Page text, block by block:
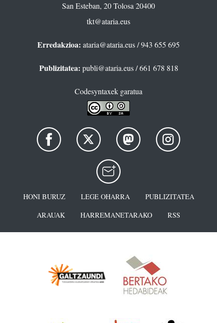
San Esteban, 20 Tolosa 20400
tkt@ataria.eus
Erredakzioa: ataria@ataria.eus/ 943 655 695
Publizitatea: publi@ataria.eus/ 661 678 818
Codesyntaxek garatua
HONI BURUZ LEGE OHARRA
PUBLIZITATEA
ARAUAK
HARREMANETARAKO RSS